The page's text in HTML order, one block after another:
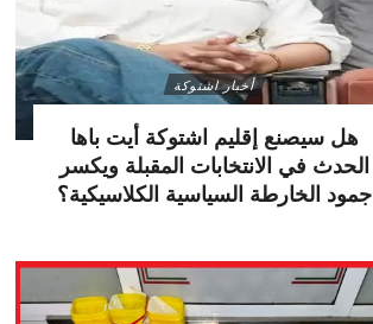
أخبار اشتوكة
هل سيصنع إقليم اشتوكة أيت باها
الحدث في الانتخابات المقبلة ويكسر
جمود الخارطة السياسية الكلاسيكية؟